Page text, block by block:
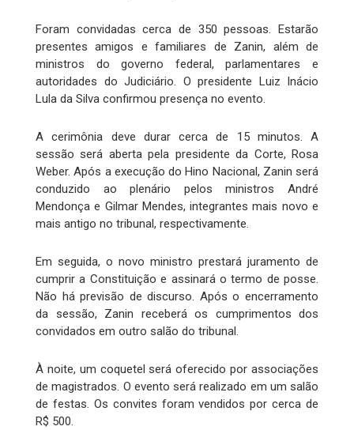
Foram convidadas cerca de 350 pessoas. Estarão
presentes amigos e familiares de Zanin, além de
ministros do governo federal, parlamentares e
autoridades do Judiciário. O presidente Luiz Inácio
Lula da Silva confirmou presença no evento.
A cerimônia deve durar cerca de 15 minutos. A
sessão será aberta pela presidente da Corte, Rosa
Weber. Após a execução do Hino Nacional, Zanin será
conduzido ao plenário pelos ministros André
Mendonça e Gilmar Mendes, integrantes mais novo e
mais antigo no tribunal, respectivamente.
Em seguida, o novo ministro prestará juramento de
cumprir a Constituição e assinará o termo de posse.
Não há previsão de discurso. Após o encerramento
da sessão, Zanin receberá os cumprimentos dos
convidados em outro salão do tribunal.
À noite, um coquetel será oferecido por associações
de magistrados. O evento será realizado em um salão
de festas. Os convites foram vendidos por cerca de
R$ 500.